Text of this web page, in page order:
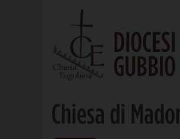
GUBBIO
Chiesa di